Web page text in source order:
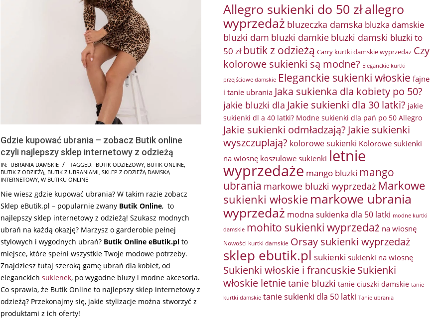
Gdzie kupować ubrania – zobacz Butik online
czyli najlepszy sklep internetowy z odzieżą
2025-
12-
IN: UBRANIA DAMSKIE TAGGED: BUTIK ODZIEŻOWY, BUTIK ONLINE,
BUTIK Z ODZIEŻĄ, BUTIK Z UBRANIAMI, SKLEP Z ODZIEŻĄ DAMSKĄ
INTERNETOWY, W BUTIKU ONLINE
Nie wiesz gdzie kupować ubrania? W takim razie zobacz
Sklep eButik.pl – popularnie zwany Butik Online, to
najlepszy sklep internetowy z odzieżą! Szukasz modnych
ubrań na każdą okazję? Marzysz o garderobie pełnej
stylowych i wygodnych ubrań? Butik Online eButik.pl to
miejsce, które spełni wszystkie Twoje modowe potrzeby.
Znajdziesz tutaj szeroką gamę ubrań dla kobiet, od
eleganckich sukienek, po wygodne bluzy i modne akcesoria.
Co sprawia, że Butik Online to najlepszy sklep internetowy z
odzieżą? Przekonajmy się, jakie stylizacje można stworzyć z
produktami z ich oferty!
Allegro sukienki do 50 złallegro
wyprzedaż bluzeczka damska bluzka damskie
bluzki dam bluzki damkie bluzki damski bluzki to
50 zł butik z odzieżą Carry kurtki damskie wyprzedaż Czy
kolorowe sukienki są modne? Eleganckie kurtki
przejściowe damskie Eleganckie sukienki włoskie fajne
i tanie ubrania Jaka sukienka dla kobiety po 50?
jakie bluzki dla Jakie sukienki dla 30 latki? jakie
sukienki dl a 40 latki? Modne sukienki dla pań po 50 Allegro
Jakie sukienki odmładzają? Jakie sukienki
wyszczuplają? kolorowe sukienki Kolorowe sukienki
na wiosnę koszulowe sukienki letnie
wyprzedaże mango bluzki mango
ubrania markowe bluzki wyprzedaż Markowe
sukienki włoskie markowe ubrania
wyprzedaż modna sukienka dla 50 latki modne kurtki
damskie mohito sukienki wyprzedaż na wiosnę
Nowości kurtki damskie Orsay sukienki wyprzedaż
sklep ebutik.pl sukienki sukienki na wiosnę
Sukienki włoskie i francuskieSukienki
włoskie letnietanie bluzki tanie ciuszki damskie tanie
kurtki damskie tanie sukienki dla 50 latki Tanie ubrania